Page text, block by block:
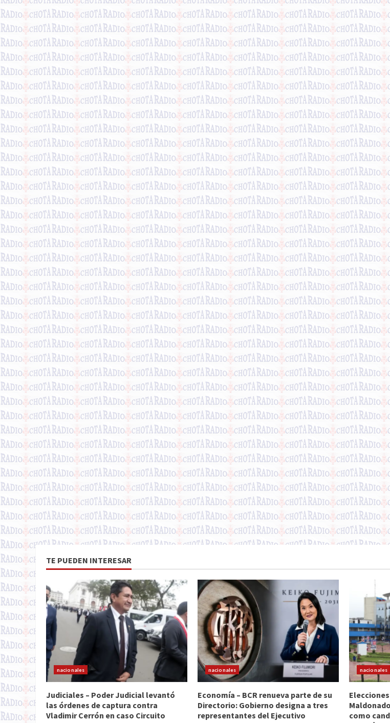
TE PUEDEN INTERESAR
nacionales
Judiciales – Poder Judicial levantó
las órdenes de captura contra
Vladimir Cerrón en caso Circuito
nacionales
Economía – BCR renueva parte de su
Directorio: Gobierno designa a tres
representantes del Ejecutivo
nacionales
como